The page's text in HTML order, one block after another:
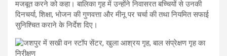
मजबूत करने को कहा। बालिका गृह में उन्होंने निवासरत बच्चियों से उनकी
दिनचर्या, शिक्षा, भोजन की गुणवत्ता और मीनू पर चर्चा की तथा नियमित सफाई
सुनिश्चित कराने के निर्देश दिए।